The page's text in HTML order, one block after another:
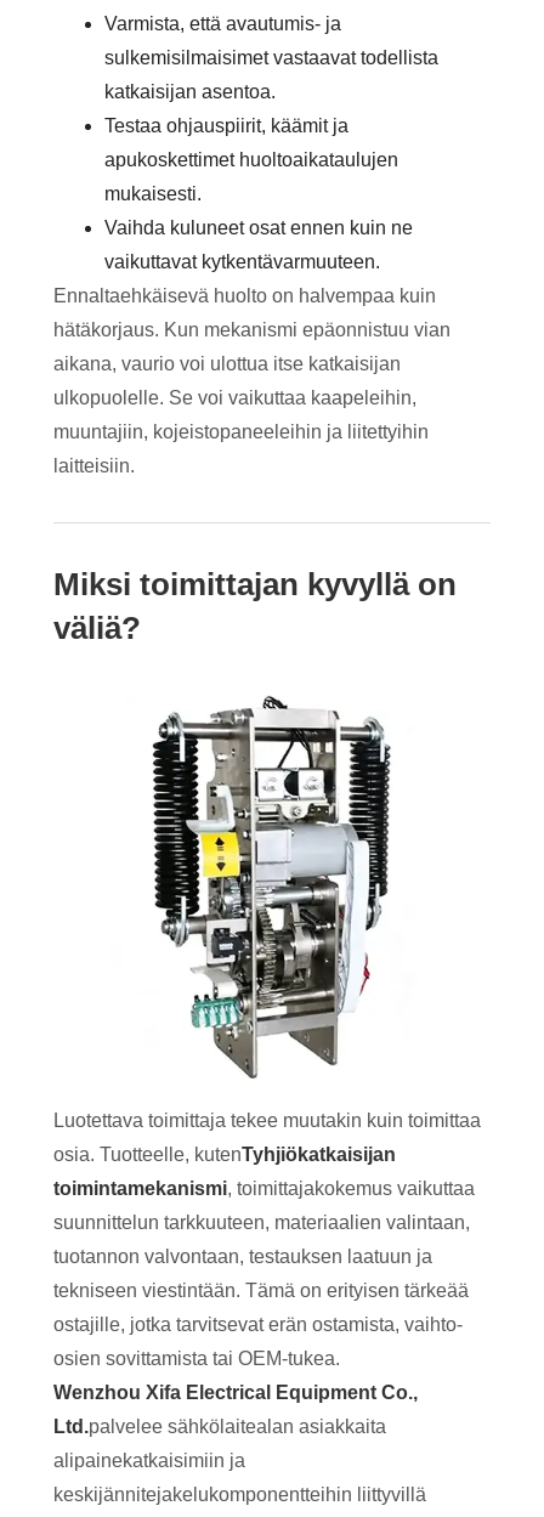
Varmista, että avautumis- ja
sulkemisilmaisimet vastaavat todellista
katkaisijan asentoa.
Testaa ohjauspiirit, käämit ja
apukoskettimet huoltoaikataulujen
mukaisesti.
Vaihda kuluneet osat ennen kuin ne
vaikuttavat kytkentävarmuuteen.
Ennaltaehkäisevä huolto on halvempaa kuin
hätäkorjaus. Kun mekanismi epäonnistuu vian
aikana, vaurio voi ulottua itse katkaisijan
ulkopuolelle. Se voi vaikuttaa kaapeleihin,
muuntajiin, kojeistopaneeleihin ja liitettyihin
laitteisiin.
Miksi toimittajan kyvyllä on
väliä?
Luotettava toimittaja tekee muutakin kuin toimittaa
osia. Tuotteelle, kutenTyhjiökatkaisijan
toimintamekanismi, toimittajakokemus vaikuttaa
suunnittelun tarkkuuteen, materiaalien valintaan,
tuotannon valvontaan, testauksen laatuun ja
tekniseen viestintään. Tämä on erityisen tärkeää
ostajille, jotka tarvitsevat erän ostamista, vaihto-
osien sovittamista tai OEM-tukea.
Wenzhou Xifa Electrical Equipment Co.,
Ltd.palvelee sähkölaitealan asiakkaita
alipainekatkaisimiin ja
keskijännitejakelukomponentteihin liittyvillä